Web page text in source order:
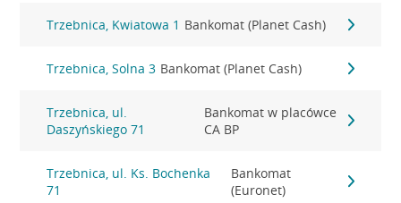
Trzebnica, Kwiatowa 1 Bankomat (Planet Cash)
Trzebnica, Solna 3 Bankomat (Planet Cash)
Trzebnica, ul.
Daszyńskiego 71
Bankomat w placówce
CA BP
Trzebnica, ul. Ks. Bochenka
71
Bankomat
(Euronet)